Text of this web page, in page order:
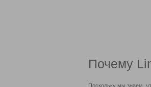
Почему
Поскольку мы знаем,